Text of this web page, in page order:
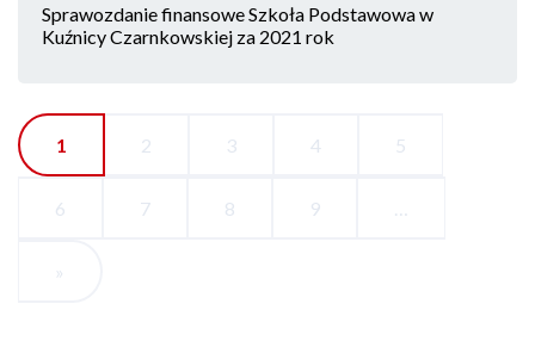
Sprawozdanie finansowe Szkoła Podstawowa w
Kuźnicy Czarnkowskiej za 2021 rok
Stronicowanie
Bieżąca
1 Strona
2 Strona
3 Strona
4 Strona
5
Strona
6 Strona
7 Strona
8 Strona
9
Ostatnia
»